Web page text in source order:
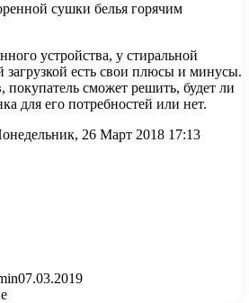
сушки белья горячим
устройства, у стиральной
есть свои плюсы и минусы.
сможет решить, будет ли
для его потребностей или нет.
26 Март 2018 17:13
07.03.2019